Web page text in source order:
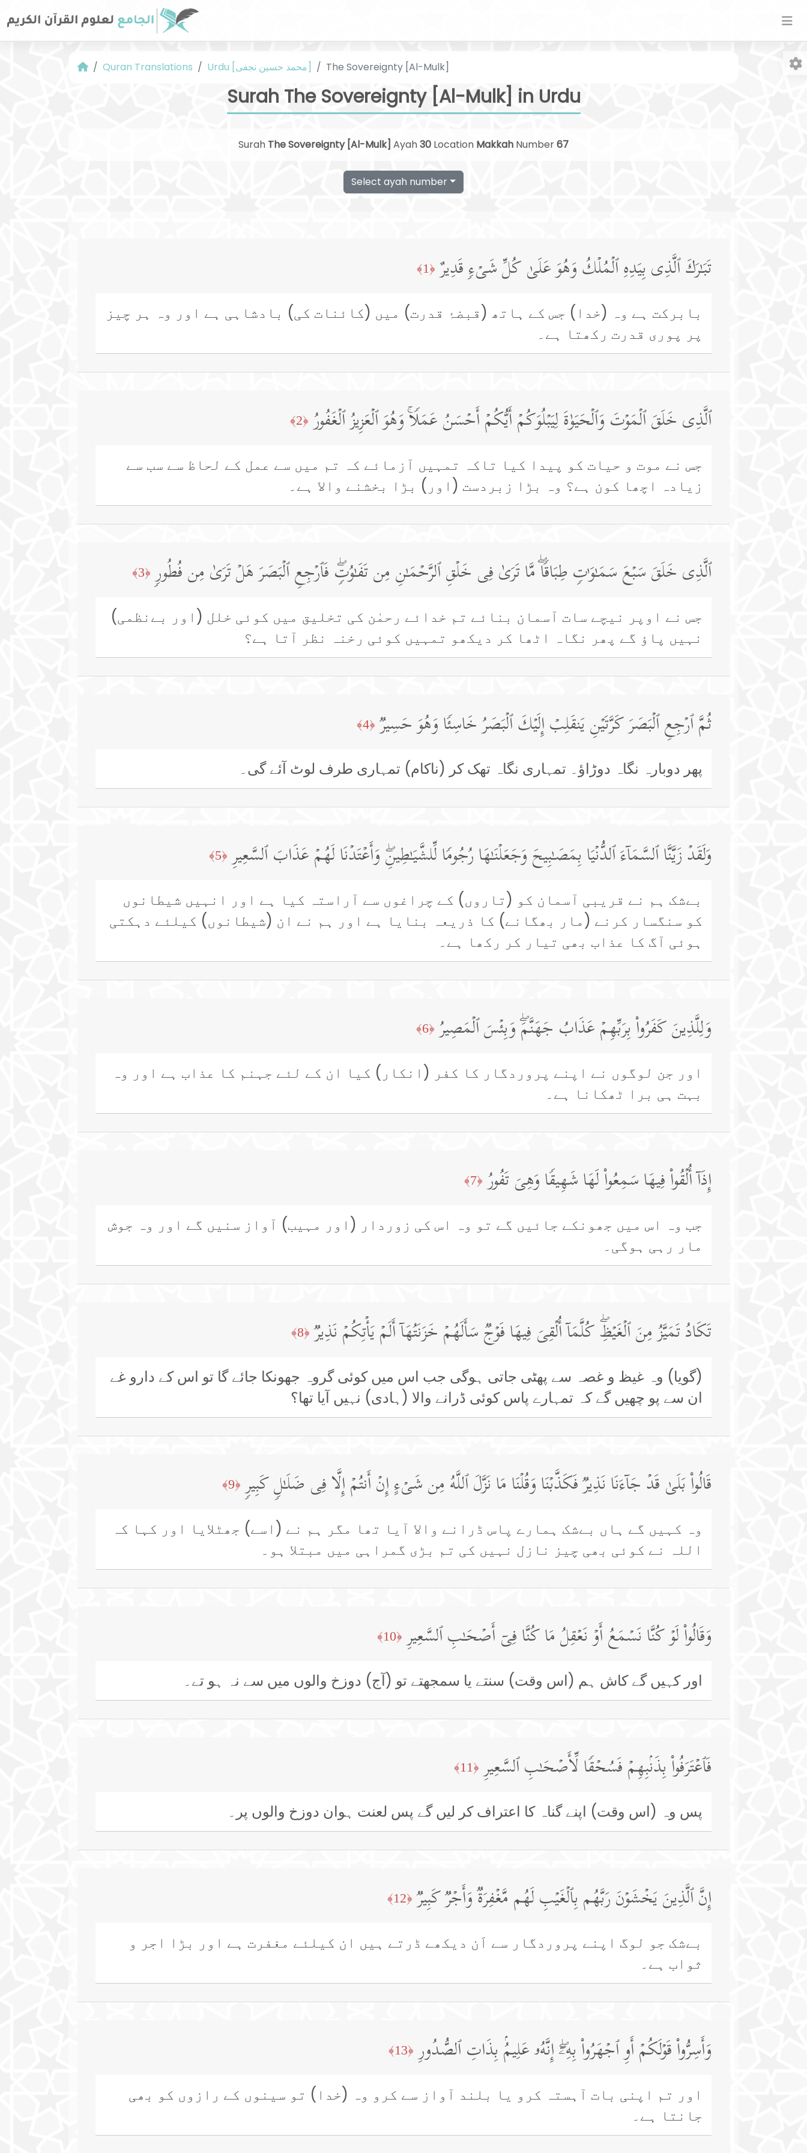
Quran Translations Urdu [محمد حسین نجفی] The Sovereignty [Al-Mulk]
Surah The Sovereignty [Al-Mulk] in Urdu
Surah The Sovereignty [Al-Mulk] Ayah30 Location Makkah Number67
Select ayah number
تَبَـٰرَكَ ٱلَّذِی بِیَدِهِ ٱلۡمُلۡكُ وَهُوَ عَلَىٰ كُلِّ شَیۡءࣲ قَدِیرٌ ﴿1﴾
بابرکت ہے وہ (خدا) جس کے ہاتھ (قبضۂ قدرت) میں (کائنات کی) بادشاہی ہے اور وہ ہر چیز
پر پوری قدرت رکھتا ہے۔
ٱلَّذِی خَلَقَ ٱلۡمَوۡتَ وَٱلۡحَیَوٰةَ لِیَبۡلُوَكُمۡ أَیُّكُمۡ أَحۡسَنُ عَمَلࣰاۚ وَهُوَ ٱلۡعَزِیزُ ٱلۡغَفُورُ ﴿2﴾
جس نے موت و حیات کو پیدا کیا تاکہ تمہیں آزمائے کہ تم میں سے عمل کے لحاظ سے سب سے
زیادہ اچھا کون ہے؟ وہ بڑا زبردست (اور) بڑا بخشنے والا ہے۔
ٱلَّذِی خَلَقَ سَبۡعَ سَمَـٰوَ ٰ⁠تࣲ طِبَاقࣰاۖ مَّا تَرَىٰ فِی خَلۡقِ ٱلرَّحۡمَـٰنِ مِن تَفَـٰوُتࣲۖ فَٱرۡجِعِ ٱلۡبَصَرَ هَلۡ تَرَىٰ مِن فُطُورࣲ ﴿3﴾
جس نے اوپر نیچے سات آسمان بنائے تم خدائے رحمٰن کی تخلیق میں کوئی خلل (اور بےنظمی)
نہیں پاؤ گے پھر نگاہ اٹھا کر دیکھو تمہیں کوئی رخنہ نظر آتا ہے؟
ثُمَّ ٱرۡجِعِ ٱلۡبَصَرَ كَرَّتَیۡنِ یَنقَلِبۡ إِلَیۡكَ ٱلۡبَصَرُ خَاسِئࣰا وَهُوَ حَسِیرࣱ ﴿4﴾
پھر دوبارہ نگاہ دوڑاؤ۔ تمہاری نگاہ تھک کر (ناکام) تمہاری طرف لوٹ آئے گی۔
وَلَقَدۡ زَیَّنَّا ٱلسَّمَاۤءَ ٱلدُّنۡیَا بِمَصَـٰبِیحَ وَجَعَلۡنَـٰهَا رُجُومࣰا لِّلشَّیَـٰطِینِۖ وَأَعۡتَدۡنَا لَهُمۡ عَذَابَ ٱلسَّعِیرِ ﴿5﴾
بےشک ہم نے قریبی آسمان کو (تاروں) کے چراغوں سے آراستہ کیا ہے اور انہیں شیطانوں
کو سنگسار کرنے (مار بھگانے) کا ذریعہ بنایا ہے اور ہم نے ان (شیطانوں) کیلئے دہکتی
ہوئی آگ کا عذاب بھی تیار کر رکھا ہے۔
وَلِلَّذِینَ كَفَرُوا۟ بِرَبِّهِمۡ عَذَابُ جَهَنَّمَۖ وَبِئۡسَ ٱلۡمَصِیرُ ﴿6﴾
اور جن لوگوں نے اپنے پروردگار کا کفر (انکار) کیا ان کے لئے جہنم کا عذاب ہے اور وہ
بہت ہی برا ٹھکانا ہے۔
إِذَاۤ أُلۡقُوا۟ فِیهَا سَمِعُوا۟ لَهَا شَهِیقࣰا وَهِیَ تَفُورُ ﴿7﴾
جب وہ اس میں جھونکے جائیں گے تو وہ اس کی زوردار (اور مہیب) آواز سنیں گے اور وہ جوش
مار رہی ہوگی۔
تَكَادُ تَمَیَّزُ مِنَ ٱلۡغَیۡظِۖ كُلَّمَاۤ أُلۡقِیَ فِیهَا فَوۡجࣱ سَأَلَهُمۡ خَزَنَتُهَاۤ أَلَمۡ یَأۡتِكُمۡ نَذِیرࣱ ﴿8﴾
(گویا) وہ غیظ و غصہ سے پھٹی جاتی ہوگی جب اس میں کوئی گروہ جھونکا جائے گا تو اس کے دارو غے
ان سے پو چھیں گے کہ تمہارے پاس کوئی ڈرانے والا (ہادی) نہیں آیا تھا؟
قَالُوا۟ بَلَىٰ قَدۡ جَاۤءَنَا نَذِیرࣱ فَكَذَّبۡنَا وَقُلۡنَا مَا نَزَّلَ ٱللَّهُ مِن شَیۡءٍ إِنۡ أَنتُمۡ إِلَّا فِی ضَلَـٰلࣲ كَبِیرࣲ ﴿9﴾
وہ کہیں گے ہاں بےشک ہمارے پاس ڈرانے والا آیا تھا مگر ہم نے (اسے) جھٹلایا اور کہا کہ
اللہ نے کوئی بھی چیز نازل نہیں کی تم بڑی گمراہی میں مبتلا ہو۔
وَقَالُوا۟ لَوۡ كُنَّا نَسۡمَعُ أَوۡ نَعۡقِلُ مَا كُنَّا فِیۤ أَصۡحَـٰبِ ٱلسَّعِیرِ ﴿10﴾
اور کہیں گے کاش ہم (اس وقت) سنتے یا سمجھتے تو (آج) دوزخ والوں میں سے نہ ہو تے۔
فَٱعۡتَرَفُوا۟ بِذَنۢبِهِمۡ فَسُحۡقࣰا لِّأَصۡحَـٰبِ ٱلسَّعِیرِ ﴿11﴾
پس وہ (اس وقت) اپنے گناہ کا اعتراف کر لیں گے پس لعنت ہوان دوزخ والوں پر۔
إِنَّ ٱلَّذِینَ یَخۡشَوۡنَ رَبَّهُم بِٱلۡغَیۡبِ لَهُم مَّغۡفِرَةࣱ وَأَجۡرࣱ كَبِیرࣱ ﴿12﴾
بےشک جو لوگ اپنے پروردگار سے اَن دیکھے ڈرتے ہیں ان کیلئے مغفرت ہے اور بڑا اجر و
ثواب ہے۔
وَأَسِرُّوا۟ قَوۡلَكُمۡ أَوِ ٱجۡهَرُوا۟ بِهِۦۤۖ إِنَّهُۥ عَلِیمُۢ بِذَاتِ ٱلصُّدُورِ ﴿13﴾
اور تم اپنی بات آہستہ کرو یا بلند آواز سے کرو وہ (خدا) تو سینوں کے رازوں کو بھی
جانتا ہے۔